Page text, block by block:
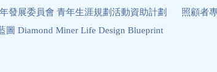
發展委員會 青年生涯規劃活動資助計劃
圖 Diamond Miner Life Design Blueprint
照顧者